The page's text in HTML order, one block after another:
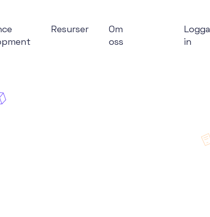
Resurser
Om
oss
Logga
in